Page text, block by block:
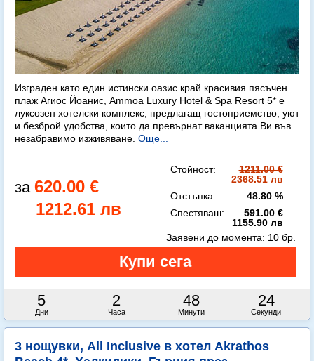
Изграден като един истински оазис край красивия пясъчен
плаж Агиос Йоанис, Ammoa Luxury Hotel & Spa Resort 5* е
луксозен хотелски комплекс, предлагащ гостоприемство, уют
и безброй удобства, които да превърнат ваканцията Ви във
незабравимо изживяване. Още...
620.00 €
1212.61 лв
Стойност:
1211.00 €
2368.51 лв
Отстъпка:
48.80 %
Спестяваш:
591.00 €
1155.90 лв
5
Дни
2
Часа
48
Минути
22
Секунди
Заявени до момента: 10 бр.
3 нощувки, All Inclusive в хотел Akrathos